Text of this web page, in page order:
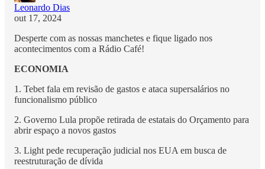
Leonardo Dias
out 17, 2024
Desperte com as nossas manchetes e fique ligado nos
acontecimentos com a Rádio Café!
ECONOMIA
1. Tebet fala em revisão de gastos e ataca supersalários no
funcionalismo público
2. Governo Lula propõe retirada de estatais do Orçamento para
abrir espaço a novos gastos
3. Light pede recuperação judicial nos EUA em busca de
reestruturação de dívida